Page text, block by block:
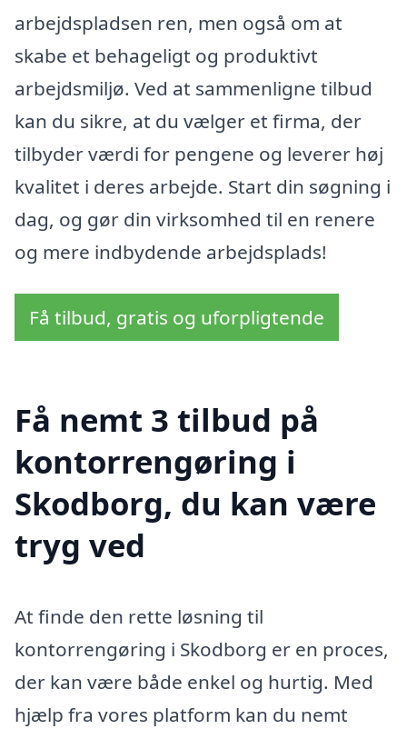
arbejdspladsen ren, men også om at
skabe et behageligt og produktivt
arbejdsmiljø. Ved at sammenligne tilbud
kan du sikre, at du vælger et firma, der
tilbyder værdi for pengene og leverer høj
kvalitet i deres arbejde. Start din søgning i
dag, og gør din virksomhed til en renere
og mere indbydende arbejdsplads!
Få tilbud, gratis og uforpligtende
Få nemt 3 tilbud på
kontorrengøring i
Skodborg, du kan være
tryg ved
At finde den rette løsning til
kontorrengøring i Skodborg er en proces,
der kan være både enkel og hurtig. Med
hjælp fra vores platform kan du nemt